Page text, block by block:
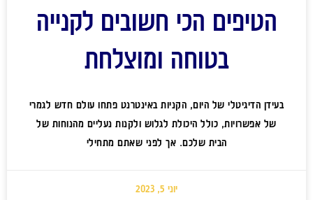
הטיפים הכי חשובים לקנייה
בטוחה ומוצלחת
בעידן הדיגיטלי של היום, הקניות באינטרנט פתחו עולם חדש לגמרי
של אפשרויות, כולל היכולת לגלוש ולקנות נעליים מהנוחות של
הבית שלכם. אך לפני שאתם מתחילי
יוני 5, 2023